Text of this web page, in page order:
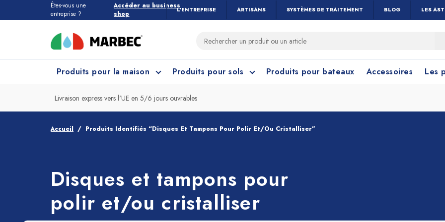
Êtes-vous une
entreprise ?
Accéder au business
shop
L’ENTREPRISE ARTISANS SYSTÈMES DE TRAITEMENT BLOG LES
Produits pour la maison
Tous les produits pour la maison
Produits pour sols
Quel étage devez-vous nettoyer ?
Produits pour bateaux Accessoires Les
Livraison express vers l'UE en 5/6 jours ouvrables
Accueil Produits Identifiés “Disques Et Tampons Pour Polir Et/ou Cristalliser”
Disques et tampons pour
polir et/ou cristalliser